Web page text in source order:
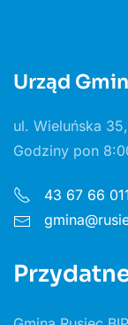
Urząd
ul. Wieluńska
Godziny pon
43 67 66